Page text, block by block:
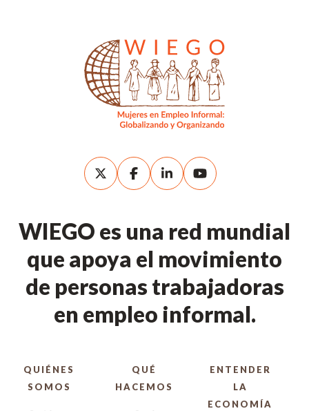
WIEGO es una red mundial
que apoya el movimiento
de personas trabajadoras
en empleo informal.
QUIÉNES
SOMOS
QUÉ
HACEMOS
ENTENDER
LA
ECONOMÍA